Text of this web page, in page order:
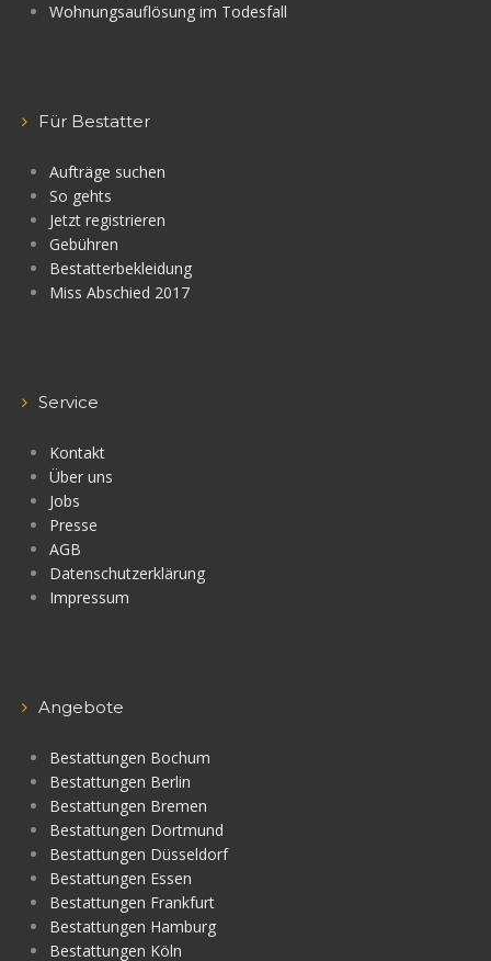
Wohnungsauflösung im Todesfall
Für Bestatter
Aufträge suchen
So gehts
Jetzt registrieren
Gebühren
Bestatterbekleidung
Miss Abschied 2017
Service
Kontakt
Über uns
Jobs
Presse
AGB
Datenschutzerklärung
Impressum
Angebote
Bestattungen Bochum
Bestattungen Berlin
Bestattungen Bremen
Bestattungen Dortmund
Bestattungen Düsseldorf
Bestattungen Essen
Bestattungen Frankfurt
Bestattungen Hamburg
Bestattungen Köln